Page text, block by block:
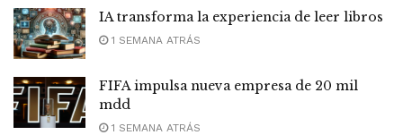
IA transforma la experiencia de leer libros
1 SEMANA ATRÁS
FIFA impulsa nueva empresa de 20 mil
mdd
1 SEMANA ATRÁS